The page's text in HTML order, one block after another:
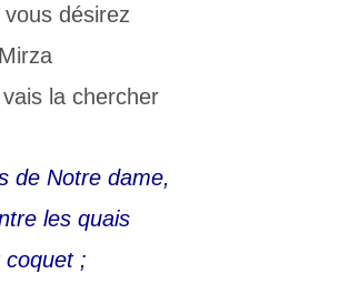
désirez
la chercher
de Notre dame,
les quais
coquet ;